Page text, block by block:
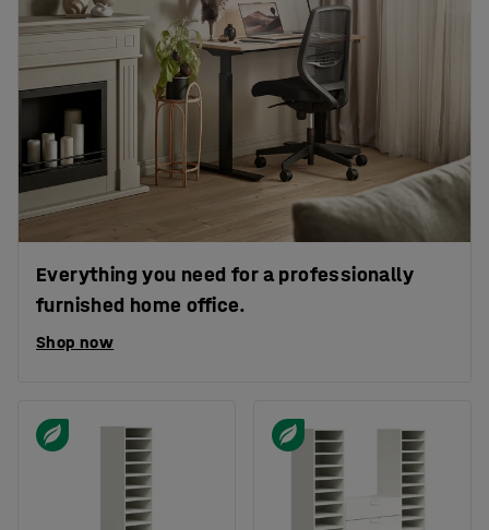
Everything you need for a professionally
furnished home office.
Shop now